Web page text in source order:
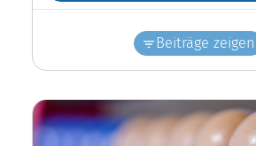
Beiträge zeigen